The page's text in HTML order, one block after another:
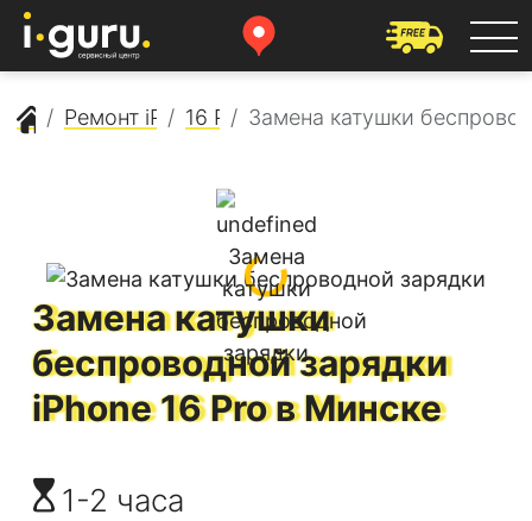
Сервисный центр Apple
Ремонт iPhone16 Pro Замена катушки
Замена катушки
беспроводной зарядки
iPhone 16 Proв Минске
1-2 часа